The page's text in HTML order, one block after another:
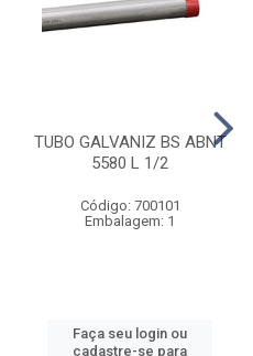
TUBO GALVANIZ BS ABNT
5580 L 1/2
Código: 700101
Embalagem: 1
Faça seu login ou
cadastre-se para